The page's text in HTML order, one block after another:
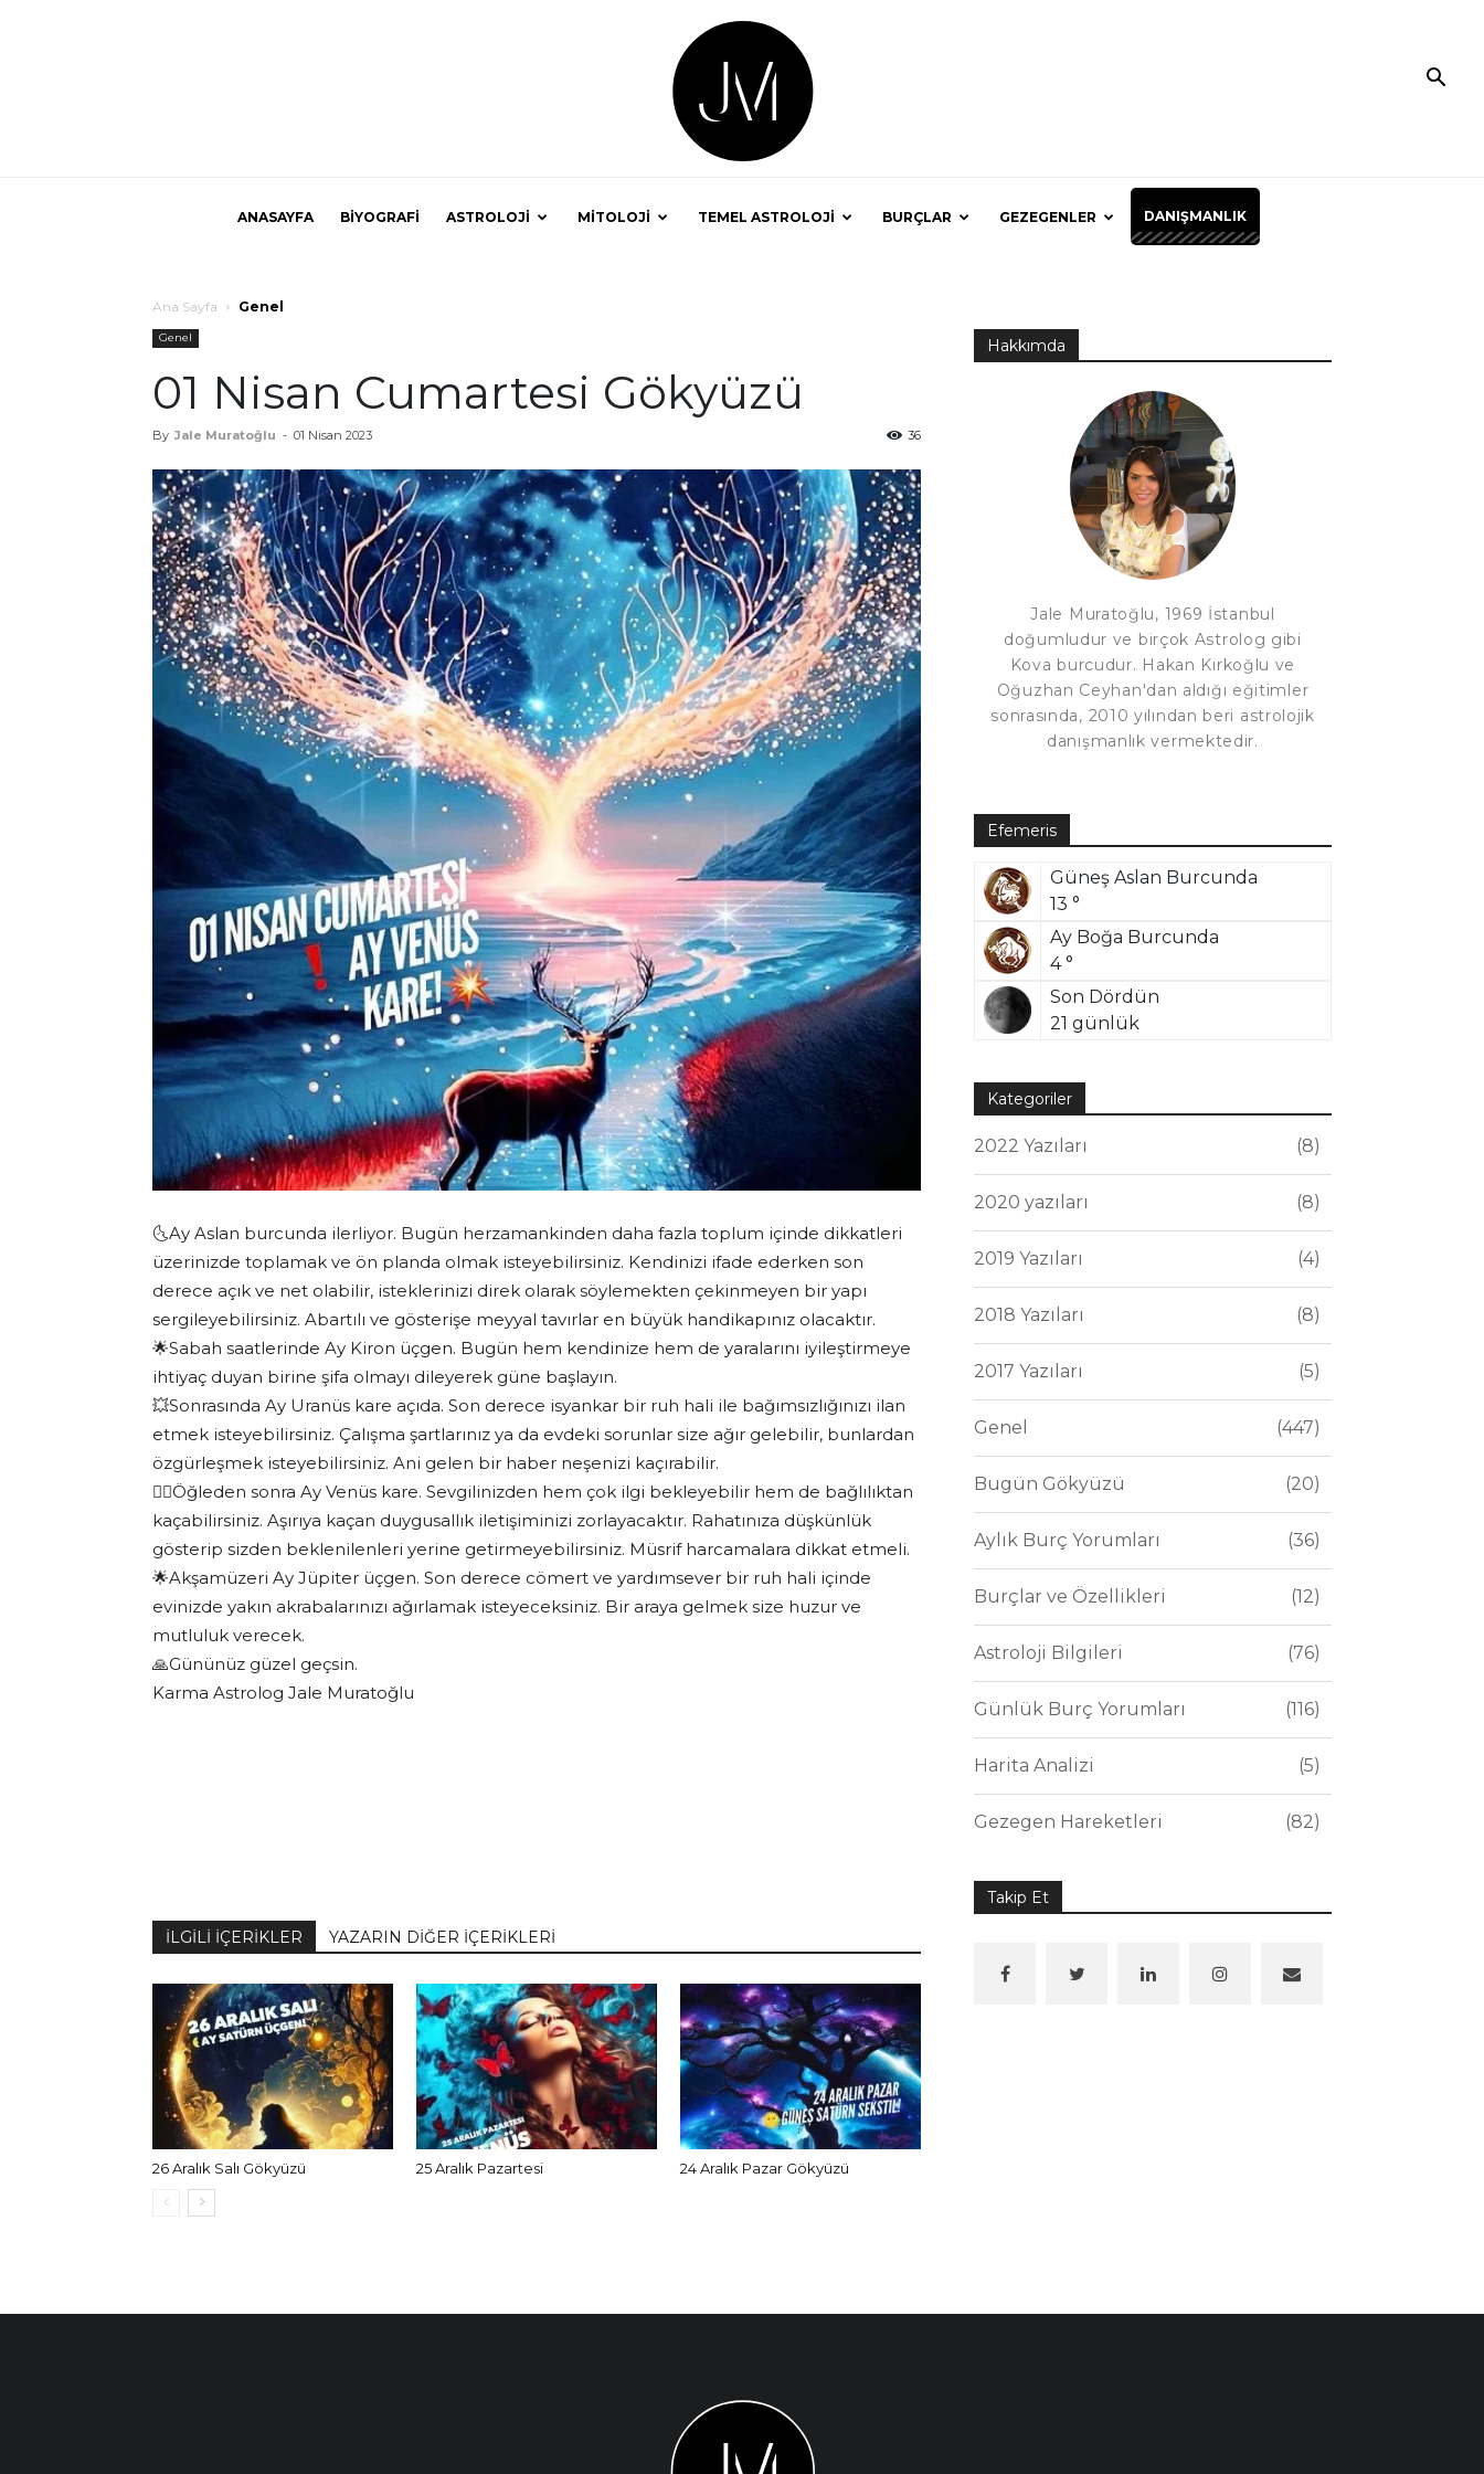
Muratoğlu
ANASAYFA BİYOGRAFİ ASTROLOJİ MİTOLOJİ TEMEL ASTROLOJİ BURÇLAR GEZEGENLER DANIŞMANLIK
Ana Sayfa Genel
Genel
01 Nisan Cumartesi Gökyüzü
By Jale Muratoğlu - 01 Nisan 2023 36
🌜Ay Aslan burcunda ilerliyor. Bugün herzamankinden daha fazla toplum içinde dikkatleri
üzerinizde toplamak ve ön planda olmak isteyebilirsiniz. Kendinizi ifade ederken son
derece açık ve net olabilir, isteklerinizi direk olarak söylemekten çekinmeyen bir yapı
sergileyebilirsiniz. Abartılı ve gösterişe meyyal tavırlar en büyük handikapınız olacaktır.
🌟Sabah saatlerinde Ay Kiron üçgen. Bugün hem kendinize hem de yaralarını iyileştirmeye
ihtiyaç duyan birine şifa olmayı dileyerek güne başlayın.
💥Sonrasında Ay Uranüs kare açıda. Son derece isyankar bir ruh hali ile bağımsızlığınızı ilan
etmek isteyebilirsiniz. Çalışma şartlarınız ya da evdeki sorunlar size ağır gelebilir, bunlardan
özgürleşmek isteyebilirsiniz. Ani gelen bir haber neşenizi kaçırabilir.
❤️‍🔥Öğleden sonra Ay Venüs kare. Sevgilinizden hem çok ilgi bekleyebilir hem de bağlılıktan
kaçabilirsiniz. Aşırıya kaçan duygusallık iletişiminizi zorlayacaktır. Rahatınıza düşkünlük
gösterip sizden beklenilenleri yerine getirmeyebilirsiniz. Müsrif harcamalara dikkat etmeli.
🌟Akşamüzeri Ay Jüpiter üçgen. Son derece cömert ve yardımsever bir ruh hali içinde
evinizde yakın akrabalarınızı ağırlamak isteyeceksiniz. Bir araya gelmek size huzur ve
mutluluk verecek.
🙏Gününüz güzel geçsin.
Karma Astrolog Jale Muratoğlu
İLGİLİ İÇERİKLER YAZARIN DİĞER İÇERİKLERİ
26 Aralık Salı Gökyüzü 25 Aralık Pazartesi 24 Aralık Pazar Gökyüzü
Hakkımda
Jale Muratoğlu, 1969 İstanbul
doğumludur ve birçok Astrolog gibi
Kova burcudur. Hakan Kırkoğlu ve
Oğuzhan Ceyhan'dan aldığı eğitimler
sonrasında, 2010 yılından beri astrolojik
danışmanlık vermektedir.
Efemeris
Güneş Aslan Burcunda
13 °
Ay Boğa Burcunda
4 °
Son Dördün
21 günlük
Kategoriler
2022 Yazıları 8
2020 yazıları 8
2019 Yazıları 4
2018 Yazıları 8
2017 Yazıları 5
Genel 447
Bugün Gökyüzü 20
Aylık Burç Yorumları 36
Burçlar ve Özellikleri 12
Astroloji Bilgileri 76
Günlük Burç Yorumları 116
Harita Analizi 5
Gezegen Hareketleri 82
Takip Et